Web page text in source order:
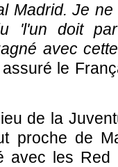
Madrid. Je
'l'un doit
avec
le
de la
proche de
avec les Red